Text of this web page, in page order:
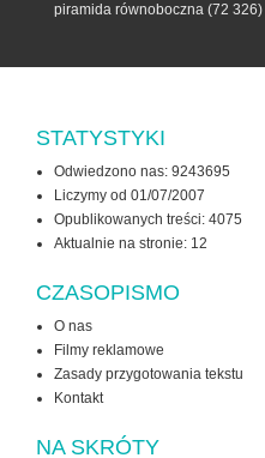
piramida równoboczna (72 326)
STATYSTYKI
Odwiedzono nas: 9243695
Liczymy od 01/07/2007
Opublikowanych treści: 4075
Aktualnie na stronie: 12
CZASOPISMO
O nas
Filmy reklamowe
Zasady przygotowania tekstu
Kontakt
NA SKRÓTY